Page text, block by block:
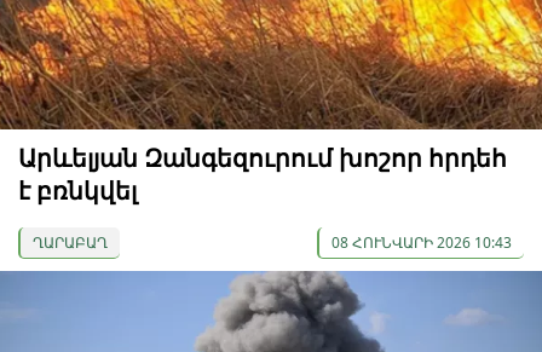
Արևելյան Զանգեզուրում խոշոր հրդեհ
է բռնկվել
ՂԱՐԱԲԱՂ 08 ՀՈՒՆՎԱՐԻ 2026 10:43